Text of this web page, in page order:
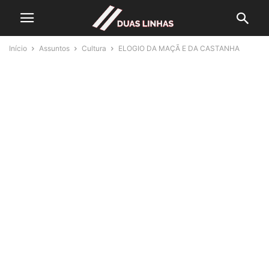
Início Assuntos Cultura ELOGIO DA MAÇÃ E DA CASTANHA